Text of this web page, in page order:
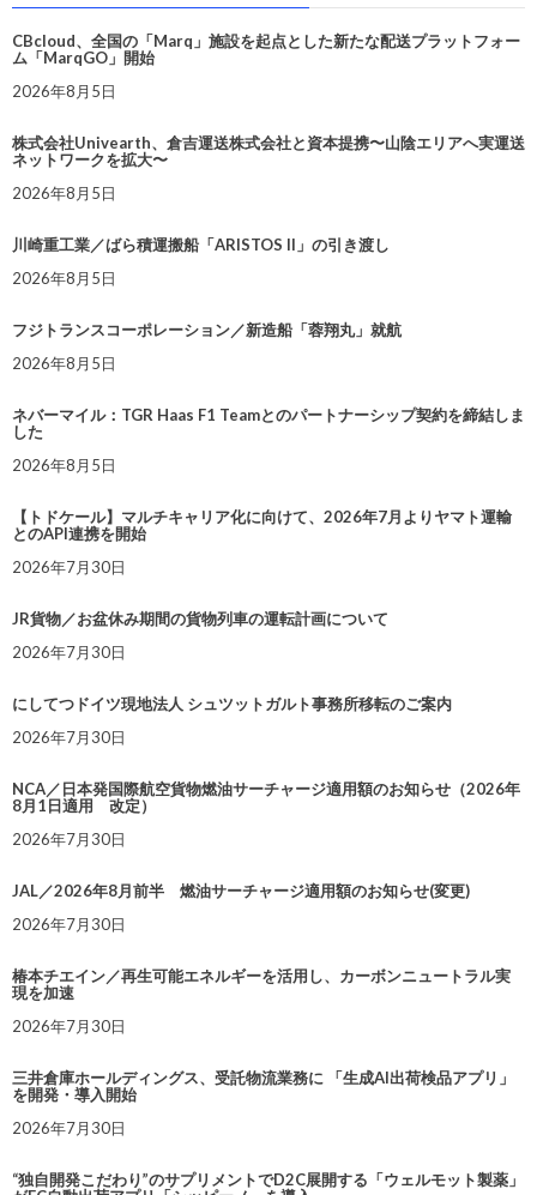
CBcloud、全国の「Marq」施設を起点とした新たな配送プラットフォー
ム「MarqGO」開始
2026年8月5日
株式会社Univearth、倉吉運送株式会社と資本提携〜山陰エリアへ実運送
ネットワークを拡大〜
2026年8月5日
川崎重工業／ばら積運搬船「ARISTOS II」の引き渡し
2026年8月5日
フジトランスコーポレーション／新造船「蓉翔丸」就航
2026年8月5日
ネバーマイル：TGR Haas F1 Teamとのパートナーシップ契約を締結しま
した
2026年8月5日
【トドケール】マルチキャリア化に向けて、2026年7月よりヤマト運輸
とのAPI連携を開始
2026年7月30日
JR貨物／お盆休み期間の貨物列車の運転計画について
2026年7月30日
にしてつドイツ現地法人 シュツットガルト事務所移転のご案内
2026年7月30日
NCA／日本発国際航空貨物燃油サーチャージ適用額のお知らせ（2026年
8月1日適用 改定）
2026年7月30日
JAL／2026年8月前半 燃油サーチャージ適用額のお知らせ(変更)
2026年7月30日
椿本チエイン／再生可能エネルギーを活用し、カーボンニュートラル実
現を加速
2026年7月30日
三井倉庫ホールディングス、受託物流業務に 「生成AI出荷検品アプリ」
を開発・導入開始
2026年7月30日
“独自開発こだわり”のサプリメントでD2C展開する「ウェルモット製薬」